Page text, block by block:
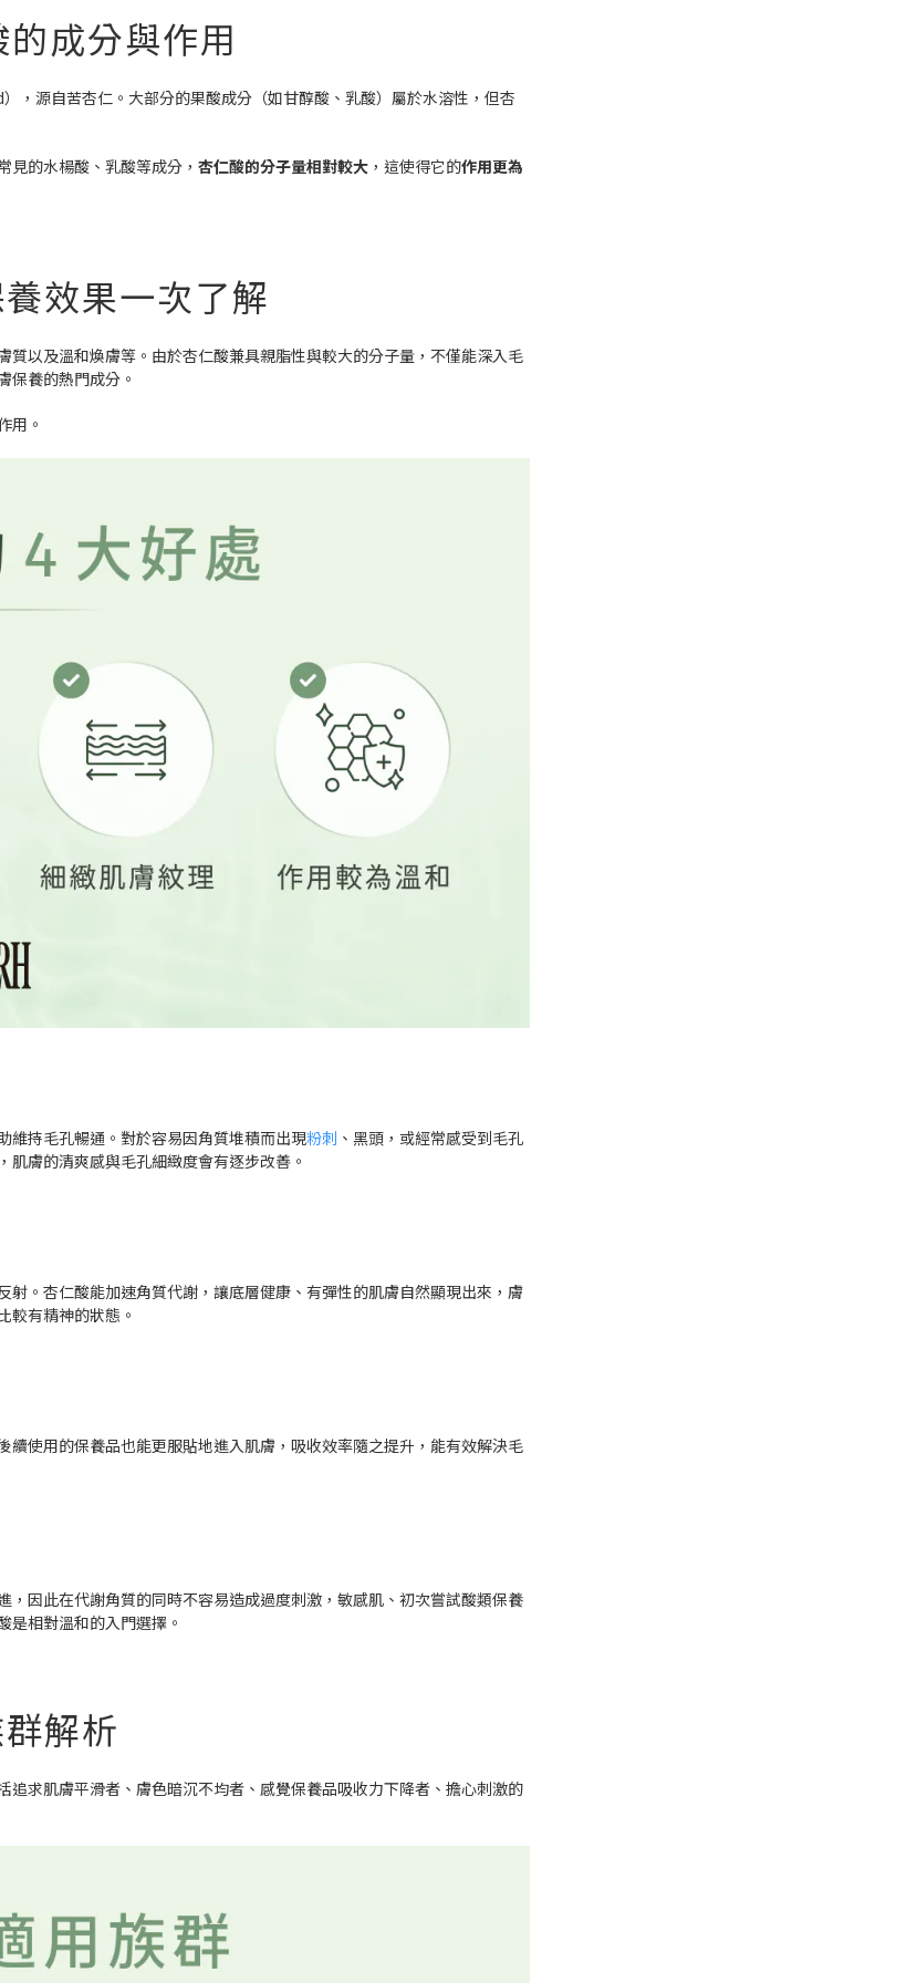
成分與作用
源自苦杏仁。大部分的果酸成分（如甘醇酸、乳酸）屬於水溶性，但杏
的水楊酸、乳酸等成分， 杏仁酸的分子量相對較大 ，這使得它的作用更為
效果一次了解
以及溫和煥膚等。由於杏仁酸兼具親脂性與較大的分子量，不僅能深入毛
保養的熱門成分。
用。
維持毛孔暢通。對於容易因角質堆積而出現粉刺 、黑頭，或經常感受到毛孔
膚的清爽感與毛孔細緻度會有逐步改善。
。杏仁酸能加速角質代謝，讓底層健康、有彈性的肌膚自然顯現出來，膚
較有精神的狀態。
使用的保養品也能更服貼地進入肌膚，吸收效率隨之提升，能有效解決毛
因此在代謝角質的同時不容易造成過度刺激，敏感肌、初次嘗試酸類保養
是相對溫和的入門選擇。
解析
求肌膚平滑者、膚色暗沉不均者、感覺保養品吸收力下降者、擔心刺激的